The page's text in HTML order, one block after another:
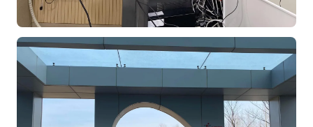
안정미
오미영
윤석현
은종성